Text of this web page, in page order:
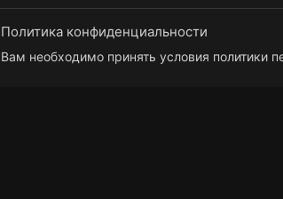
Политика конфиденциальности
Вам необходимо принять условия политики